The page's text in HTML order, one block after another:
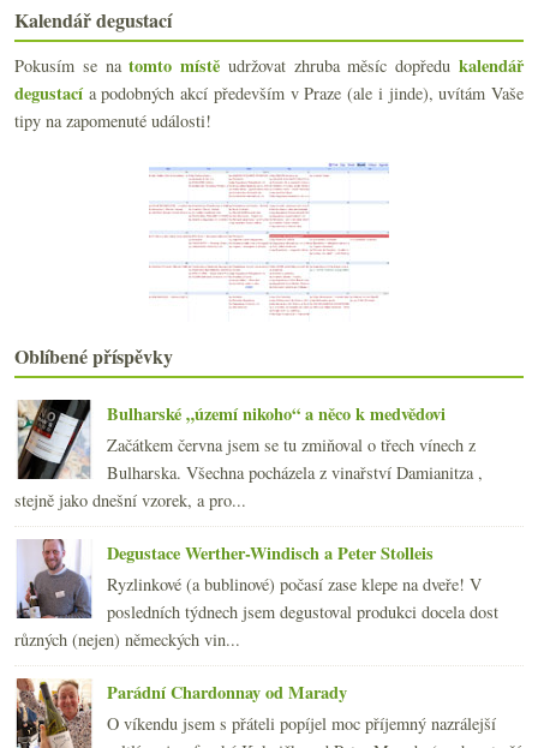
Stočeno, obodováno, zatčeno, uzákoněno a další čte...
3x trochu netypicky – odrůda, původ, zpracování
O propagaci malého regionu a degustační vinařské v...
Bubliny z Anglie a ze Somló
Vezměte něco z Moravy…
Na návštěvě u Kőfejtő
(19)
► března(21)
►února(21)
►ledna
►2015(251)
►2014(254)
►2013 (249)
2012(254)
2011 (252)
►2010(249)
►2009(249)
►2008(270)
►2007(108)
Kalendář degustací
Pokusím se natomto místě udržovat zhruba měsíc dopředukalendář
degustacía podobných akcí především v Praze (ale i jinde), uvítám Vaše
tipy na zapomenuté události!
Oblíbené příspěvky
Bulharské „území nikoho“ a něco k medvědovi
Začátkem června jsem se tu zmiňoval o třech vínech z
Bulharska. Všechna pocházela z vinařství Damianitza ,
stejně jako dnešní vzorek, a pro...
Degustace Werther-Windisch a Peter Stolleis
Ryzlinkové (a bublinové) počasí zase klepe na dveře! V
posledních týdnech jsem degustoval produkci docela dost
různých (nejen) německých vin...
Parádní Chardonnay od Marady
O víkendu jsem s přáteli popíjel moc příjemný nazrálejší